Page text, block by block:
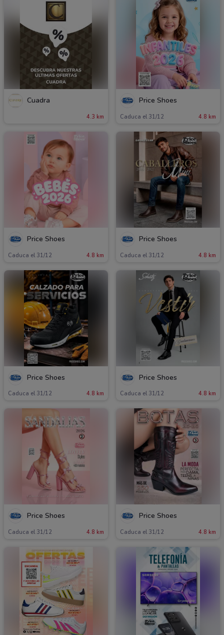
Cuadra
4.3 km
Price Shoes
Caduca el 31/12 4.8 km
Price Shoes
Caduca el 31/12 4.8 km
Price Shoes
Caduca el 31/12 4.8 km
Price Shoes
Caduca el 31/12 4.8 km
Price Shoes
Caduca el 31/12 4.8 km
Price Shoes
Caduca el 31/12 4.8 km
Price Shoes
Caduca el 31/12 4.8 km